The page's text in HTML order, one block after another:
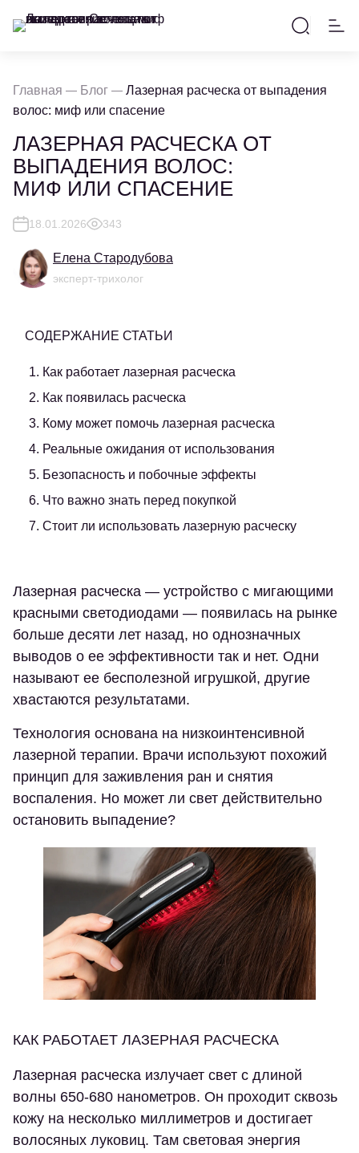
Главная Блог
Лазерная расческа от выпадения
волос: миф или спасение
ЛАЗЕРНАЯ РАСЧЕСКА ОТ
ВЫПАДЕНИЯ ВОЛОС:
МИФ ИЛИ СПАСЕНИЕ
18.01.2026 343
Елена Стародубова
эксперт-трихолог
СОДЕРЖАНИЕ СТАТЬИ
1. Как работает лазерная расческа
2. Как появилась расческа
3. Кому может помочь лазерная расческа
4. Реальные ожидания от использования
5. Безопасность и побочные эффекты
6. Что важно знать перед покупкой
7. Стоит ли использовать лазерную расческу
Лазерная расческа — устройство с мигающими
красными светодиодами — появилась на рынке
больше десяти лет назад, но однозначных
выводов о ее эффективности так и нет. Одни
называют ее бесполезной игрушкой, другие
хвастаются результатами.
Технология основана на низкоинтенсивной
лазерной терапии. Врачи используют похожий
принцип для заживления ран и снятия
воспаления. Но может ли свет действительно
остановить выпадение?
КАК РАБОТАЕТ ЛАЗЕРНАЯ РАСЧЕСКА
Лазерная расческа излучает свет с длиной
волны 650-680 нанометров. Он проходит сквозь
кожу на несколько миллиметров и достигает
волосяных луковиц. Там световая энергия